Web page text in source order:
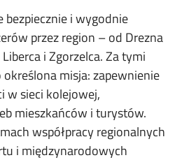
bezpiecznie i wygodnie
przez region – od Drezna
i Zgorzelca. Za tymi
misja: zapewnienie
w sieci kolejowej,
mieszkańców i turystów.
współpracy regionalnych
i międzynarodowych